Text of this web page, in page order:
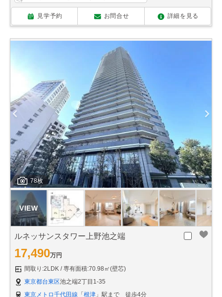
見学予約 お問合せ 詳細を見る
78枚
ルネッサンスタワー上野池之端
17,490万円
間取り:2LDK
専有面積:70.98㎡(壁芯)
東京都台東区池之端2丁目1-35
東京メトロ千代田線 「 根津 」駅まで 徒歩4分